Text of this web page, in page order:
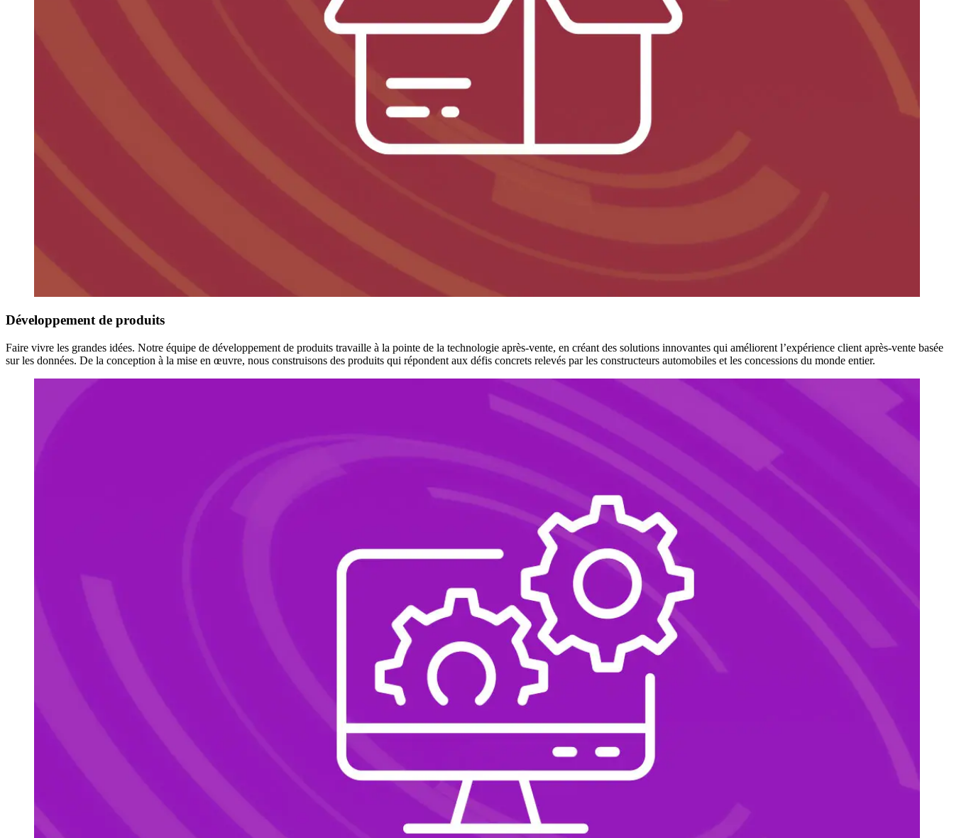
Développement de produits
Faire vivre les grandes idées. Notre équipe de développement de produits travaille à la pointe de la technologie après-vente, en créant des solutions innovantes qui améliorent l’expérience client après-vente basée
sur les données. De la conception à la mise en œuvre, nous construisons des produits qui répondent aux défis concrets relevés par les constructeurs automobiles et les concessions du monde entier.